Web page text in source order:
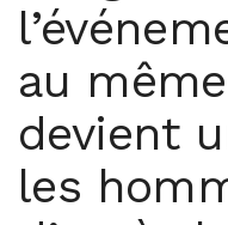
au
devient
les